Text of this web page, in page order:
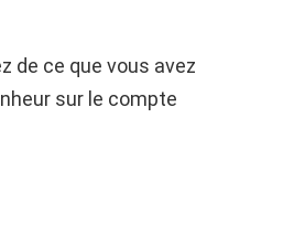
de ce que vous avez
sur le compte